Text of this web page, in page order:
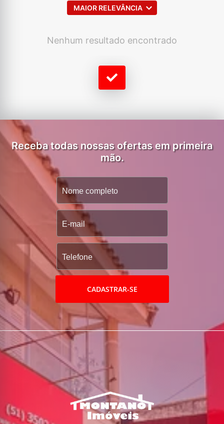
MAIOR RELEVÂNCIA
Nenhum resultado encontrado
Receba todas nossas ofertas em primeira
mão.
CADASTRAR-SE